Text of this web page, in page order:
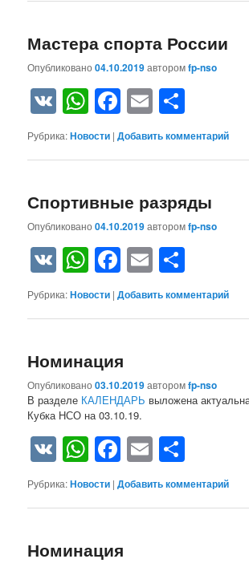
Мастера спорта России
Опубликовано04.10.2019авторомfp-nso
VKWhatsApp
Facebook
Email
Рубрика:Новости |Добавить комментарий
Спортивные разряды
Опубликовано04.10.2019авторомfp-nso
VKWhatsApp
Facebook
Email
Рубрика:Новости |Добавить комментарий
Номинация
Опубликовано03.10.2019авторомfp-nso
В разделе КАЛЕНДАРЬ выложена
Кубка НСО на 03.10.19.
VKWhatsApp
Facebook
Email
Рубрика:Новости |Добавить комментарий
Номинация